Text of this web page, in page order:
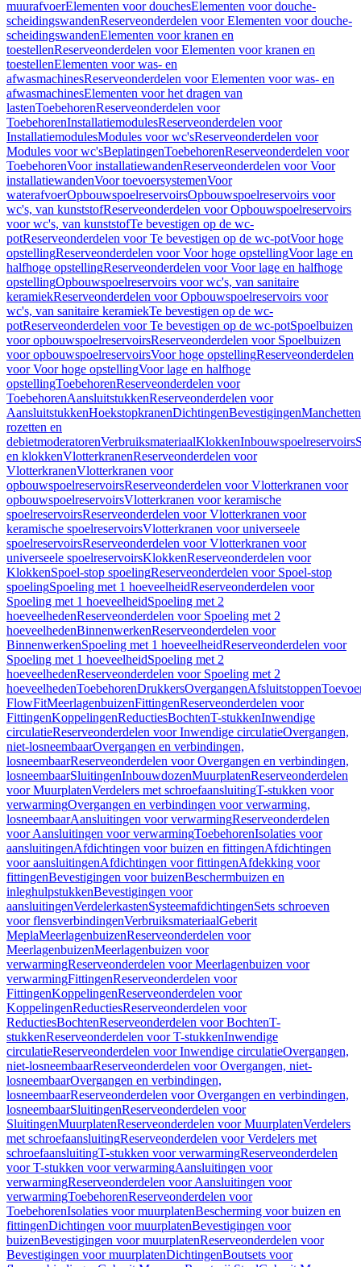
muurafvoerElementen voor douchesElementen voor douche-
scheidingswandenReserveonderdelen voor Elementen voor douche-
scheidingswandenElementen voor kranen en
toestellenReserveonderdelen voor Elementen voor kranen en
toestellenElementen voor was- en
afwasmachinesReserveonderdelen voor Elementen voor was- en
afwasmachinesElementen voor het dragen van
lastenToebehorenReserveonderdelen voor
ToebehorenInstallatiemodulesReserveonderdelen voor
InstallatiemodulesModules voor wc'sReserveonderdelen voor
Modules voor wc'sBeplatingenToebehorenReserveonderdelen voor
ToebehorenVoor installatiewandenReserveonderdelen voor Voor
installatiewandenVoor toevoersystemenVoor
waterafvoerOpbouwspoelreservoirsOpbouwspoelreservoirs voor
wc's, van kunststofReserveonderdelen voor Opbouwspoelreservoirs
voor wc's, van kunststofTe bevestigen op de wc-
potReserveonderdelen voor Te bevestigen op de wc-potVoor hoge
opstellingReserveonderdelen voor Voor hoge opstellingVoor lage en
halfhoge opstellingReserveonderdelen voor Voor lage en halfhoge
opstellingOpbouwspoelreservoirs voor wc's, van sanitaire
keramiekReserveonderdelen voor Opbouwspoelreservoirs voor
wc's, van sanitaire keramiekTe bevestigen op de wc-
potReserveonderdelen voor Te bevestigen op de wc-potSpoelbuizen
voor opbouwspoelreservoirsReserveonderdelen voor Spoelbuizen
voor opbouwspoelreservoirsVoor hoge opstellingReserveonderdelen
voor Voor hoge opstellingVoor lage en halfhoge
opstellingToebehorenReserveonderdelen voor
ToebehorenAansluitstukkenReserveonderdelen voor
AansluitstukkenHoekstopkranenDichtingenBevestigingenManchetten
rozetten en
debietmoderatorenVerbruiksmateriaalKlokkenInbouwspoelreservoirs
en klokkenVlotterkranenReserveonderdelen voor
VlotterkranenVlotterkranen voor
opbouwspoelreservoirsReserveonderdelen voor Vlotterkranen voor
opbouwspoelreservoirsVlotterkranen voor keramische
spoelreservoirsReserveonderdelen voor Vlotterkranen voor
keramische spoelreservoirsVlotterkranen voor universeele
spoelreservoirsReserveonderdelen voor Vlotterkranen voor
universeele spoelreservoirsKlokkenReserveonderdelen voor
KlokkenSpoel-stop spoelingReserveonderdelen voor Spoel-stop
spoelingSpoeling met 1 hoeveelheidReserveonderdelen voor
Spoeling met 1 hoeveelheidSpoeling met 2
hoeveelhedenReserveonderdelen voor Spoeling met 2
hoeveelhedenBinnenwerkenReserveonderdelen voor
BinnenwerkenSpoeling met 1 hoeveelheidReserveonderdelen voor
Spoeling met 1 hoeveelheidSpoeling met 2
hoeveelhedenReserveonderdelen voor Spoeling met 2
hoeveelhedenToebehorenDrukkersOvergangenAfsluitstoppen
FlowFitMeerlagenbuizenFittingenReserveonderdelen voor
FittingenKoppelingenReductiesBochtenT-stukkenInwendige
circulatieReserveonderdelen voor Inwendige circulatieOvergangen,
niet-losneembaarOvergangen en verbindingen,
losneembaarReserveonderdelen voor Overgangen en verbindingen,
losneembaarSluitingenInbouwdozenMuurplatenReserveonderdelen
voor MuurplatenVerdelers met schroefaansluitingT-stukken voor
verwarmingOvergangen en verbindingen voor verwarming,
losneembaarAansluitingen voor verwarmingReserveonderdelen
voor Aansluitingen voor verwarmingToebehorenIsolaties voor
aansluitingenAfdichtingen voor buizen en fittingenAfdichtingen
voor aansluitingenAfdichtingen voor fittingenAfdekking voor
fittingenBevestigingen voor buizenBeschermbuizen en
inleghulpstukkenBevestigingen voor
aansluitingenVerdelerkastenSysteemafdichtingenSets schroeven
voor flensverbindingenVerbruiksmateriaalGeberit
MeplaMeerlagenbuizenReserveonderdelen voor
MeerlagenbuizenMeerlagenbuizen voor
verwarmingReserveonderdelen voor Meerlagenbuizen voor
verwarmingFittingenReserveonderdelen voor
FittingenKoppelingenReserveonderdelen voor
KoppelingenReductiesReserveonderdelen voor
ReductiesBochtenReserveonderdelen voor BochtenT-
stukkenReserveonderdelen voor T-stukkenInwendige
circulatieReserveonderdelen voor Inwendige circulatieOvergangen,
niet-losneembaarReserveonderdelen voor Overgangen, niet-
losneembaarOvergangen en verbindingen,
losneembaarReserveonderdelen voor Overgangen en verbindingen,
losneembaarSluitingenReserveonderdelen voor
SluitingenMuurplatenReserveonderdelen voor MuurplatenVerdelers
met schroefaansluitingReserveonderdelen voor Verdelers met
schroefaansluitingT-stukken voor verwarmingReserveonderdelen
voor T-stukken voor verwarmingAansluitingen voor
verwarmingReserveonderdelen voor Aansluitingen voor
verwarmingToebehorenReserveonderdelen voor
ToebehorenIsolaties voor muurplatenBescherming voor buizen en
fittingenDichtingen voor muurplatenBevestigingen voor
buizenBevestigingen voor muurplatenReserveonderdelen voor
Bevestigingen voor muurplatenDichtingenBoutsets voor